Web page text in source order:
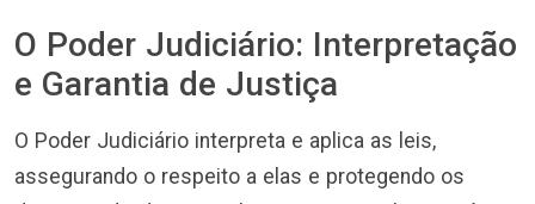
O Poder Judiciário: Interpretação
e Garantia de Justiça
O Poder Judiciário interpreta e aplica as leis,
assegurando o respeito a elas e protegendo os